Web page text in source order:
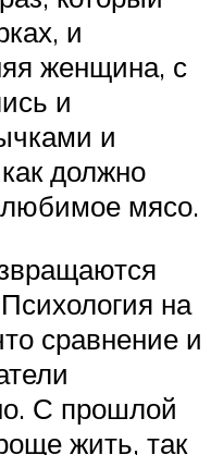
и
женщина, с
и
и
должно
мясо.
на
сравнение и
С прошлой
жить, так